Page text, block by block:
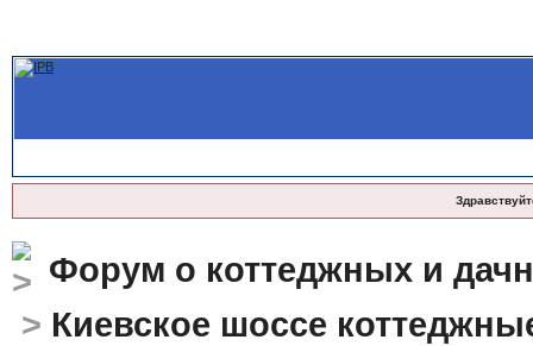
Форум о коттеджных и
> Киевское шоссе